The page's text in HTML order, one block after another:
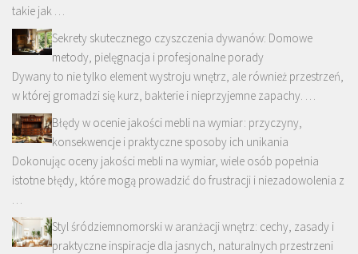
takie jak …
Sekrety skutecznego czyszczenia dywanów: Domowe
metody, pielęgnacja i profesjonalne porady
Dywany to nie tylko element wystroju wnętrz, ale również przestrzeń,
w której gromadzi się kurz, bakterie i nieprzyjemne zapachy. …
Błędy w ocenie jakości mebli na wymiar: przyczyny,
konsekwencje i praktyczne sposoby ich unikania
Dokonując oceny jakości mebli na wymiar, wiele osób popełnia
istotne błędy, które mogą prowadzić do frustracji i niezadowolenia z
Styl śródziemnomorski w aranżacji wnętrz: cechy, zasady i
praktyczne inspiracje dla jasnych, naturalnych przestrzeni